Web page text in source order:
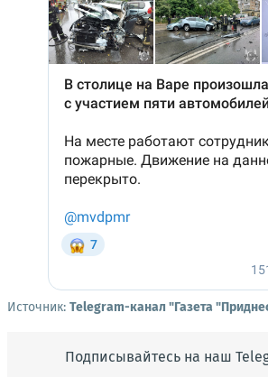
Источник: Telegram-канал "Газета
Подписывайтесь на наш